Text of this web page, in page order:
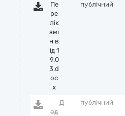
Пе
ре
лік
змі
н в
ід 1
9.0
3.d
oc
x
публічний
Д
од
публічний